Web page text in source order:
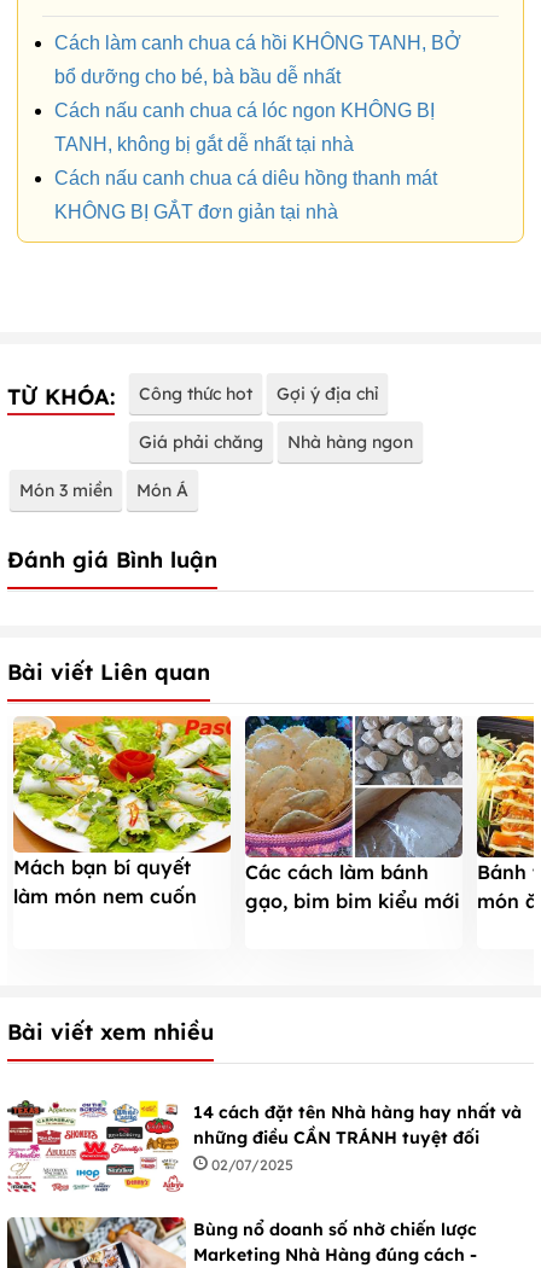
Cách làm canh chua cá hồi KHÔNG TANH, BỞ
bổ dưỡng cho bé, bà bầu dễ nhất
Cách nấu canh chua cá lóc ngon KHÔNG BỊ
TANH, không bị gắt dễ nhất tại nhà
Cách nấu canh chua cá diêu hồng thanh mát
KHÔNG BỊ GẮT đơn giản tại nhà
TỪ KHÓA: Công thức hot Gợi ý địa chỉ
Giá phải chăng Nhà hàng ngon
Món 3 miền Món Á
Đánh giá Bình luận
Bài viết Liên quan
Mách bạn bí quyết
làm món nem cuốn
Các cách làm bánh
gạo, bim bim kiểu mới
Bánh
món
Bài viết xem nhiều
14 cách đặt tên Nhà hàng hay nhất và
những điều CẦN TRÁNH tuyệt đối
02/07/2025
Bùng nổ doanh số nhờ chiến lược
Marketing Nhà Hàng đúng cách -